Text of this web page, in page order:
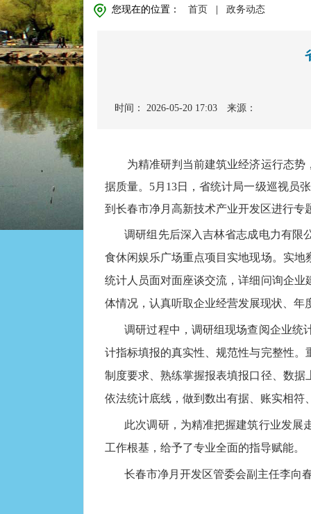
您现在的位置： 首页 政务动态
时间： 2026-05-20 17:03 来源：
为精准研判当前建筑业经济运行态势
据质量。5月13日，省统计局一级巡视员
到长春市净月高新技术产业开发区进行专
调研组先后深入吉林省志成电力有限
食休闲娱乐广场重点项目实地现场。实
统计人员面对面座谈交流，详细问询企
体情况，认真听取企业经营发展现状、
调研过程中，调研组现场查阅企业统
计指标填报的真实性、规范性与完整性
制度要求、熟练掌握报表填报口径、数
依法统计底线，做到数出有据、账实相
此次调研，为精准把握建筑行业发展
工作根基，给予了专业全面的指导赋能。
长春市净月开发区管委会副主任李向